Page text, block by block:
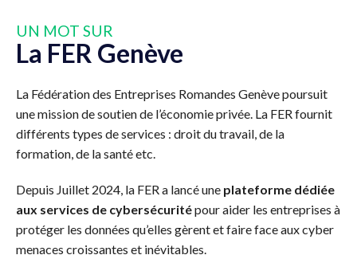
UN MOT SUR
La FER Genève
La Fédération des Entreprises Romandes Genève poursuit
une mission de soutien de l’économie privée. La FER fournit
différents types de services : droit du travail, de la
formation, de la santé etc.
Depuis Juillet 2024, la FER a lancé une plateforme dédiée
aux services de cybersécuritépour aider les entreprises à
protéger les données qu’elles gèrent et faire face aux cyber
menaces croissantes et inévitables.